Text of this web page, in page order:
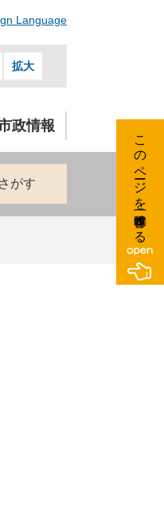
Language
拡大
政情報
がす このページを一時保存する